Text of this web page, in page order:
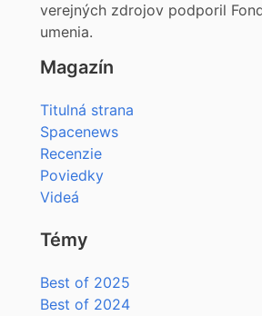
verejných zdrojov podporil
umenia.
Magazín
Titulná strana
Spacenews
Recenzie
Poviedky
Videá
Témy
Best of 2025
Best of 2024